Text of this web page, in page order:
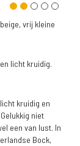
vrij kleine
licht kruidig.
kruidig en
niet
een van lust. In
Bock,